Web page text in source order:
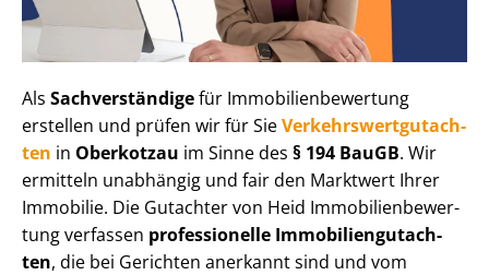
Als Sachverständigefür Im­mo­bi­li­en­be­wer­tung
erstellen und prüfen wir für SieVer­kehrs­wert­gut­ach­
ten in Oberkotzau im Sinne des § 194 BauGB. Wir
ermitteln unabhängig und fair den Marktwert Ihrer
Immobilie. Die Gutachter von Heid Im­mo­bi­li­en­be­wer­
tung verfassen professionelle Im­mo­bi­li­en­gut­ach­
ten, die bei Gerichten anerkannt sind und vom